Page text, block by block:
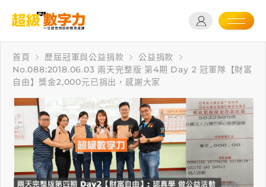
首頁 歷屆冠軍與公益捐款
公益捐款
No.088:2018.06.03 兩天完整版 第4期 Day 2 冠軍隊【財富
自由】獎金2,000元已捐出，感謝大家